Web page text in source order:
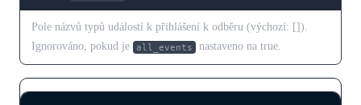
Pole názvů typů událostí k přihlášení k odběru (výchozí: []).
Ignorováno, pokud je all_events nastaveno na true.